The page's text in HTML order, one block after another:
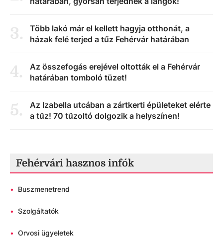
3.
Több lakó már el kellett hagyja otthonát, a
házak felé terjed a tűz Fehérvár határában
4.
Az összefogás erejével oltották el a Fehérvár
határában tomboló tüzet!
5.
Az Izabella utcában a zártkerti épületeket elérte
a tűz! 70 tűzoltó dolgozik a helyszínen!
Fehérvári hasznos infók
• Buszmenetrend
• Szolgáltatók
• Orvosi ügyeletek